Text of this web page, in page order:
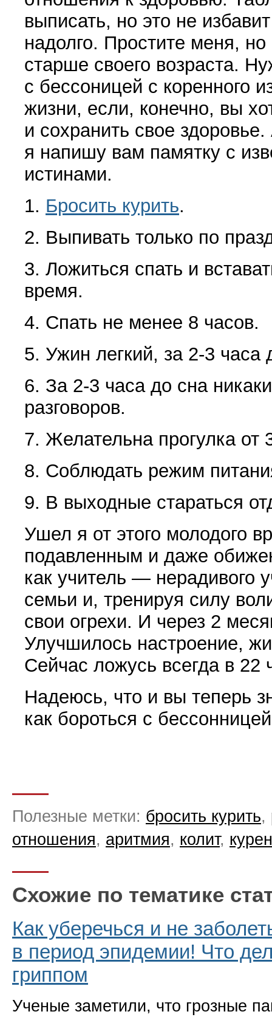
выписать, но это не
надолго. Простите меня,
старше своего возраста.
с бессоницей с коренного
жизни, если, конечно, вы
и сохранить свое
я напишу вам памятку с
истинами.
1. Бросить курить.
2. Выпивать только по
3. Ложиться спать и
время.
4. Спать не менее 8 часов.
5. Ужин легкий, за 2-3 часа
6. За 2-3 часа до сна
разговоров.
7. Желательна прогулка от
8. Соблюдать режим
9. В выходные стараться
Ушел я от этого молодого
подавленным и даже
как учитель — нерадивого
семьи и, тренируя силу
свои огрехи. И через 2
Улучшилось настроение,
Сейчас ложусь всегда в
Надеюсь, что и вы теперь
как бороться с
Полезные метки: бросить курить,
отношения, аритмия, колит,
Схожие по тематике
Как уберечься и не
в период эпидемии! Что
гриппом
Ученые заметили, что грозные